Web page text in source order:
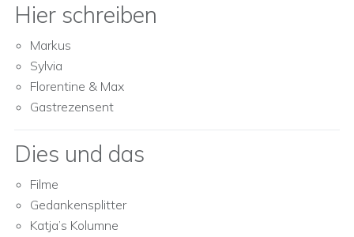
Hier schreiben
Markus
Sylvia
Florentine & Max
Gastrezensent
Dies und das
Filme
Gedankensplitter
Katja’s Kolumne